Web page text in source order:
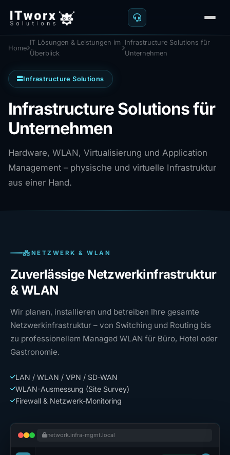
Home
IT Lösungen & Leistungen im
Überblick
Infrastructure Solutions für
Unternehmen
Infrastructure Solutions
Infrastructure Solutions für
Unternehmen
Hardware, WLAN, Virtualisierung und Application
Management – physische und virtuelle Infrastruktur
aus einer Hand.
NETZWERK & WLAN
Zuverlässige Netzwerkinfrastruktur
& WLAN
Wir planen, installieren und betreiben Ihre gesamte
Netzwerkinfrastruktur – von Switching und Routing bis
zu professionellem Managed WLAN für Büro, Hotel oder
Gastronomie.
LAN / WLAN / VPN / SD-WAN
WLAN-Ausmessung (Site Survey)
Firewall & Netzwerk-Monitoring
network.infra-mgmt.local